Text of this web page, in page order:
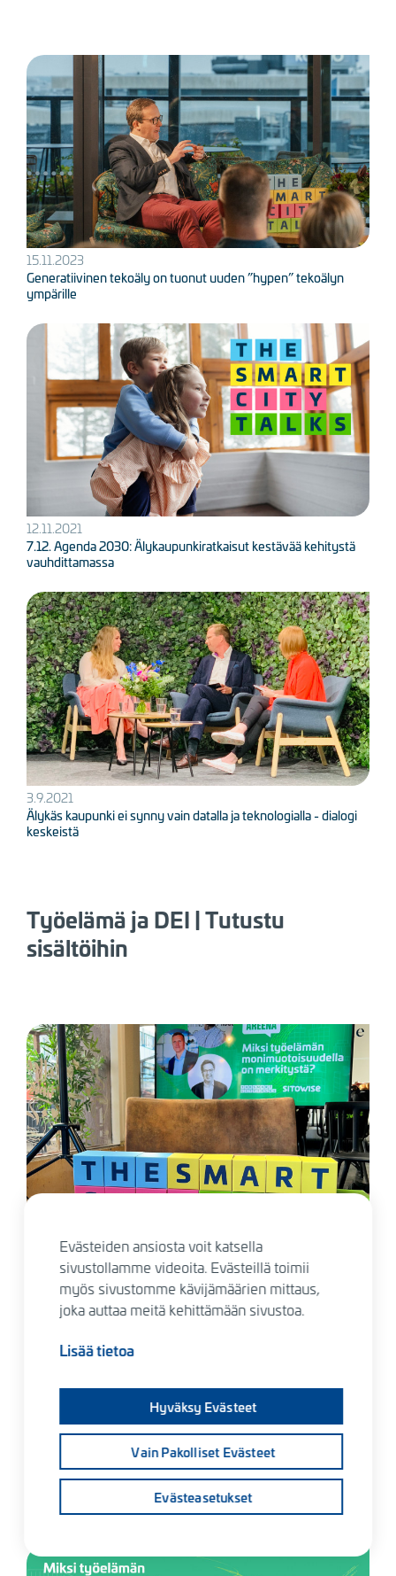
Kuva
15.11.2023
Generatiivinen tekoäly on tuonut uuden ”hypen” tekoälyn
ympärille
Kuva
12.11.2021
7.12. Agenda 2030: Älykaupunkiratkaisut kestävää kehitystä
vauhdittamassa
Kuva
3.9.2021
Älykäs kaupunki ei synny vain datalla ja teknologialla - dialogi
keskeistä
Työelämä ja DEI | Tutustu
sisältöihin
Kuva
”Tavoite ei ole muuttaa vain itseämme, vaan koko alaa”
Kuva
12.6.2023
”Työntekijöiden ja tiimin tulee kuvastaa sitä maailmaa, mitä
rakennamme”
Kuva
Evästeiden ansiosta voit katsella
sivustollamme videoita. Evästeillä toimii
myös sivustomme kävijämäärien mittaus,
joka auttaa meitä kehittämään sivustoa.
Lisää tietoa
Hyväksy Evästeet
Vain Pakolliset Evästeet
Evästeasetukset